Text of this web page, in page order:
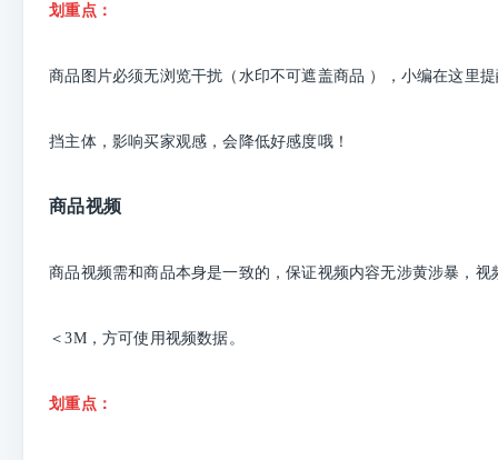
划重点：
商品图片必须无浏览干扰（水印不可遮盖商品 ），小编在这里
挡主体，影响买家观感，会降低好感度哦！
商品视频
商品视频需和商品本身是一致的，保证视频内容无涉黄涉暴，视
＜3M，方可使用视频数据。
划重点：